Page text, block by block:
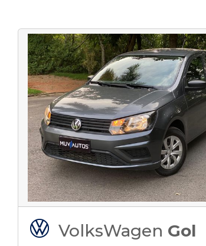
VolksWagen Gol